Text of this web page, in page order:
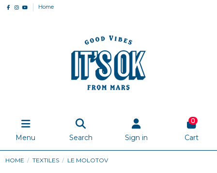
Home
Menu Search Sign in
0
Cart
HOME TEXTILES LE MOLOTOV